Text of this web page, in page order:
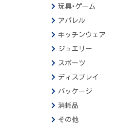
玩具･ゲーム
アパレル
キッチンウェア
ジュエリー
スポーツ
ディスプレイ
パッケージ
消耗品
その他